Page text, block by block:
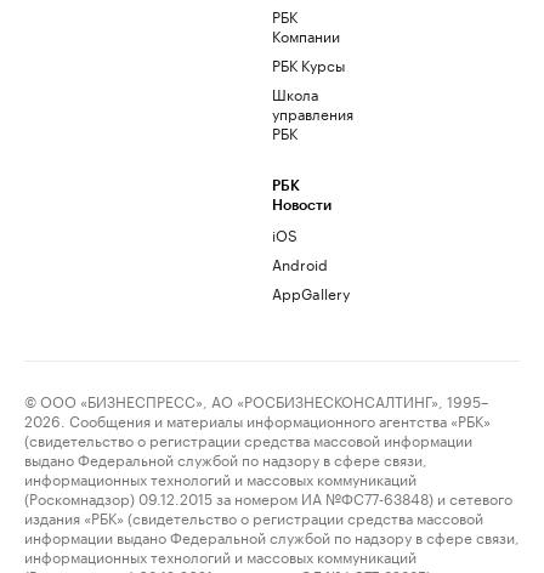
РБК
Компании
РБК Курсы
Школа
управления
РБК
РБК
Новости
iOS
Android
AppGallery
© ООО «БИЗНЕСПРЕСС», АО «РОСБИЗНЕСКОНСАЛТИНГ», 1995–
2026. Сообщения и материалы информационного агентства «РБК»
(свидетельство о регистрации средства массовой информации
выдано Федеральной службой по надзору в сфере связи,
информационных технологий и массовых коммуникаций
(Роскомнадзор) 09.12.2015 за номером ИА №ФС77-63848) и сетевого
издания «РБК» (свидетельство о регистрации средства массовой
информации выдано Федеральной службой по надзору в сфере связи,
информационных технологий и массовых коммуникаций